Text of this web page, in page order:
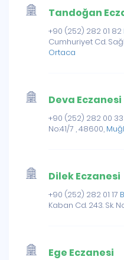
Tandoğan
+90 (252) 282 01 82
Cumhuriyet Cd.
Ortaca
Deva Eczanesi
+90 (252) 282 00 33
No:41/7 , 48600,
Dilek Eczanesi
+90 (252) 282 01 17
Kaban Cd. 243. Sk.
Ege Eczanesi